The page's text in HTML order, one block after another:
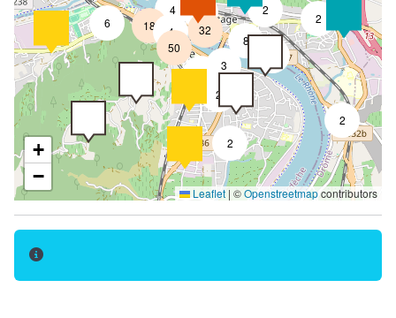
2
2
2
2
2
8
6
4
4
18
7
2
3
50
32
+
−
Leaflet | ©Openstreetmapcontributors